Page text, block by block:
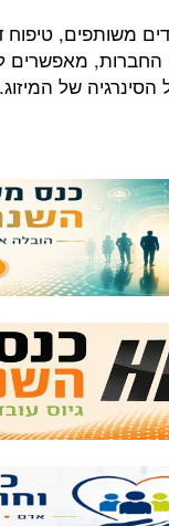
משותפים, טיפוח
החברות, מאפשרים
הסינרגיה של המיזוג.